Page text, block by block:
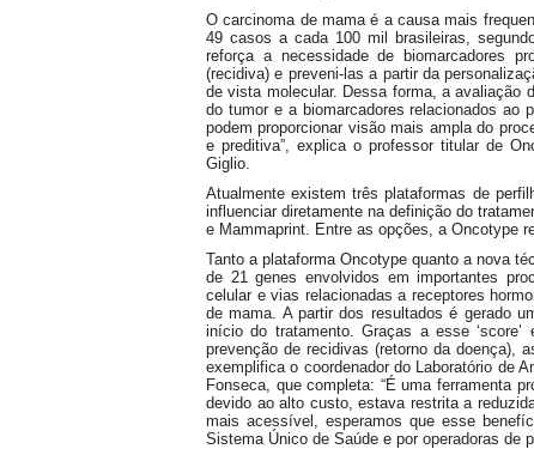
O carcinoma de mama é a causa mais
49 casos a cada 100 mil brasileiras,
reforça a necessidade de biomarcadores
(recidiva) e preveni-las a partir da
de vista molecular. Dessa forma, a avaliação
do tumor e a biomarcadores relacionados
podem proporcionar visão mais ampla do
e preditiva”, explica o professor titular de
Giglio.
Atualmente existem três plataformas de
influenciar diretamente na definição do
e Mammaprint. Entre as opções, a Oncotype
Tanto a plataforma Oncotype quanto a nova
de 21 genes envolvidos em importantes
celular e vias relacionadas a receptores
de mama. A partir dos resultados é gerado
início do tratamento. Graças a esse
prevenção de recidivas (retorno da doença),
exemplifica o coordenador do Laboratório de
Fonseca, que completa: “É uma ferramenta
devido ao alto custo, estava restrita a
mais acessível, esperamos que esse
Sistema Único de Saúde e por operadoras de